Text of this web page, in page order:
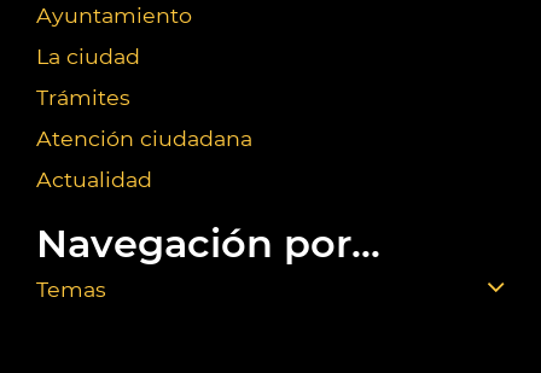
Ayuntamiento
La ciudad
Trámites
Atención ciudadana
Actualidad
Navegación por...
Temas